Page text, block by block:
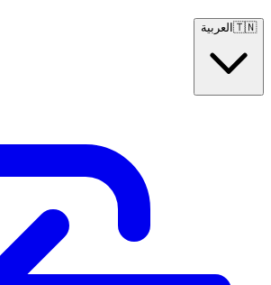
🇹🇳 العربية